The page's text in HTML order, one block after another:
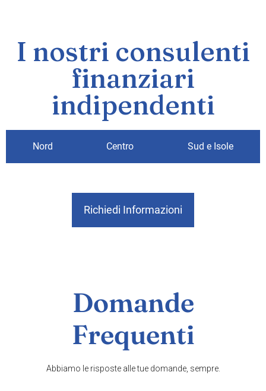
I nostri consulenti
finanziari
indipendenti
Nord Centro Sud e Isole
Richiedi Informazioni
Domande
Frequenti
Abbiamo le risposte alle tue domande, sempre.